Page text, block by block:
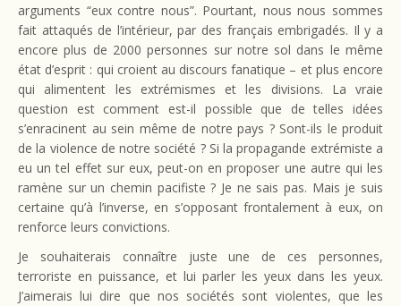
arguments “eux contre nous”. Pourtant, nous nous sommes
fait attaqués de l’intérieur, par des français embrigadés. Il y a
encore plus de 2000 personnes sur notre sol dans le même
état d’esprit : qui croient au discours fanatique – et plus encore
qui alimentent les extrémismes et les divisions. La vraie
question est comment est-il possible que de telles idées
s’enracinent au sein même de notre pays ? Sont-ils le produit
de la violence de notre société ? Si la propagande extrémiste a
eu un tel effet sur eux, peut-on en proposer une autre qui les
ramène sur un chemin pacifiste ? Je ne sais pas. Mais je suis
certaine qu’à l’inverse, en s’opposant frontalement à eux, on
renforce leurs convictions.
Je souhaiterais connaître juste une de ces personnes,
terroriste en puissance, et lui parler les yeux dans les yeux.
J’aimerais lui dire que nos sociétés sont violentes, que les